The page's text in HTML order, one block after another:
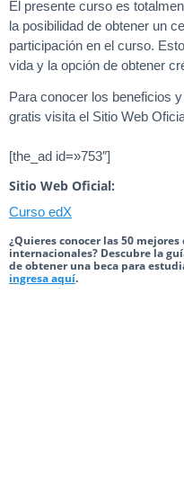
El presente curso es
la posibilidad de obtener un
participación en el curso.
vida y la opción de obtener
Para conocer los beneficios
gratis visita el Sitio Web
[the_ad id=»753″]
Sitio Web Oficial:
Curso edX
¿Quieres conocer las 50
internacionales? Descubre la
de obtener una beca para
ingresa aquí.